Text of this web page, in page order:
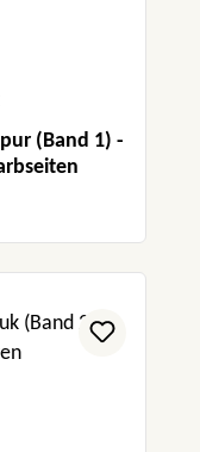
(Band 1) -